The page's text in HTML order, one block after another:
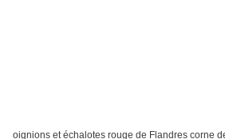
oignions et échalotes rouge de Flandres corne